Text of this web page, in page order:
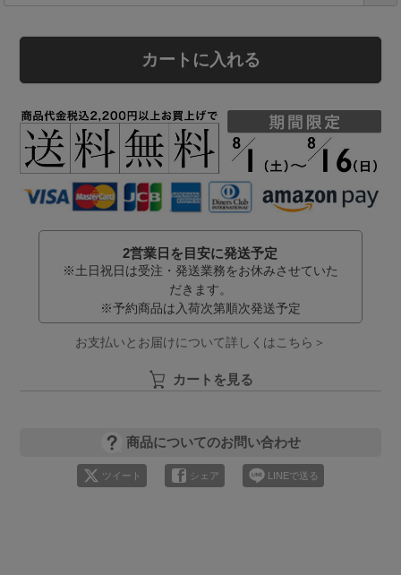
カートに入れる
2営業日を目安に発送予定
※土日祝日は受注・発送業務をお休みさせていた
だきます。
※予約商品は入荷次第順次発送予定
お支払いとお届けについて詳しくはこちら＞
カートを見る
商品についてのお問い合わせ
ツイート シェア LINEで送る